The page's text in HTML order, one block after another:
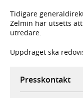
Tidigare
Zelmin har utsetts
utredare.
Uppdraget ska
Presskontakt